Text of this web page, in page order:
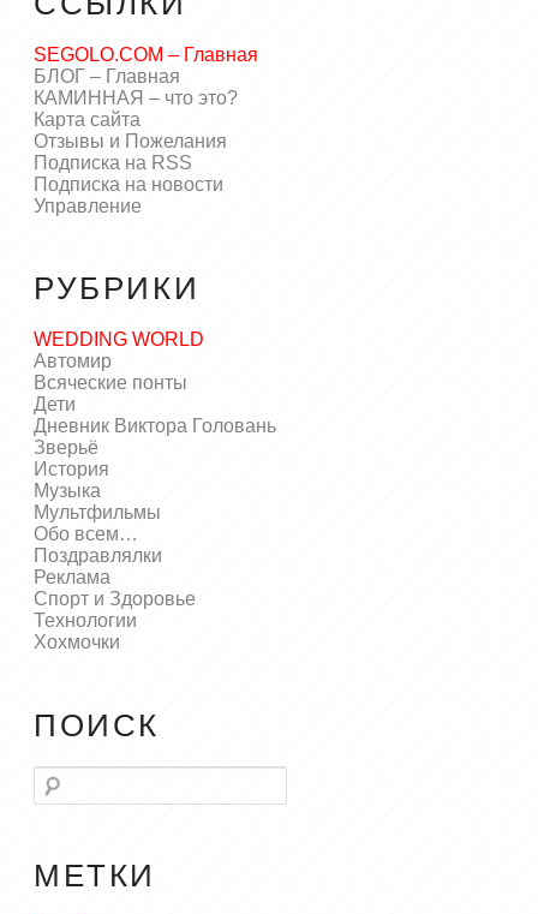
SEGOLO.COM – Главная
БЛОГ – Главная
КАМИННАЯ – что это?
Карта сайта
Отзывы и Пожелания
Подписка на RSS
Подписка на новости
Управление
РУБРИКИ
WEDDING WORLD
Автомир
Всяческие понты
Дети
Дневник Виктора Головань
Зверьё
История
Музыка
Мультфильмы
Обо всем…
Поздравлялки
Реклама
Спорт и Здоровье
Технологии
Хохмочки
ПОИСК
Поиск
МЕТКИ